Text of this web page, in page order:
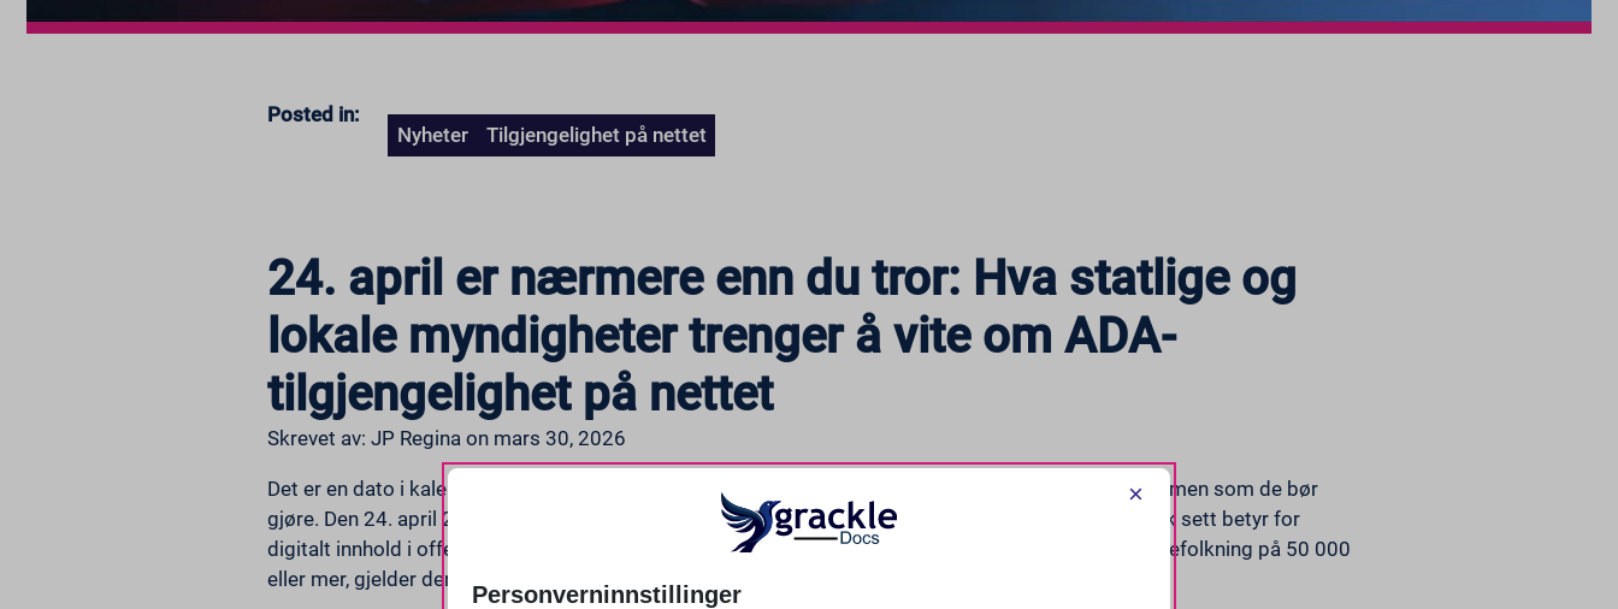
Posted in:
Nyheter
Tilgjengelighet på nettet
24. april er nærmere enn du tror: Hva statlige og
lokale myndigheter trenger å vite om ADA-
tilgjengelighet på nettet
Skrevet av: JP Regina on mars 30, 2026
Det er en dato i kalenderen som mange statlige og lokale myndigheter ikke har satt ring rundt ennå, men som de bør
gjøre. Den 24. april 2026 trer en viktig ADA Title II-regel i kraft som vil endre hva “tilgjengelig” juridisk sett betyr for
digitalt innhold i offentlig sektor. Hvis din kommune, fylkeskommune eller statlige etat betjener en befolkning på 50 000
eller mer, gjelder denne fristen for deg.
Personverninnstillinger
×